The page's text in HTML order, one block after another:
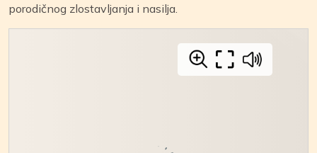
porodičnog zlostavljanja i nasilja.